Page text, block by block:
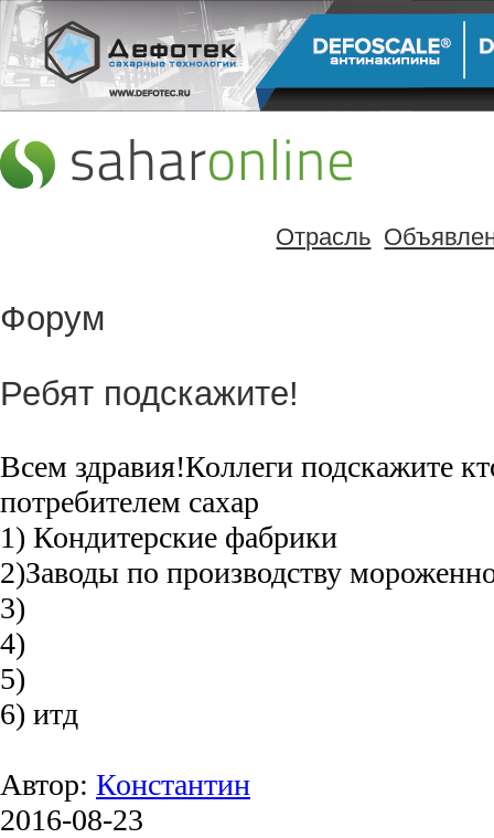
Отрасль
Форум
Ребят подскажите!
Всем здравия!Коллеги подскажите
потребителем сахар
1) Кондитерские фабрики
2)Заводы по производству
3)
4)
5)
6) итд
Автор: Константин
2016-08-23